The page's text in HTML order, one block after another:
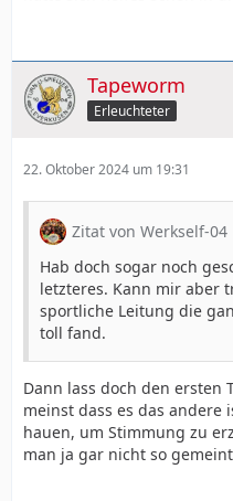
Tapeworm
Erleuchteter
22. Oktober 2024 um 19:31
Zitat von Werkself-04
Hab doch sogar noch
letzteres. Kann mir aber
sportliche Leitung die
toll fand.
Dann lass doch den ersten
meinst dass es das andere
hauen, um Stimmung zu
man ja gar nicht so